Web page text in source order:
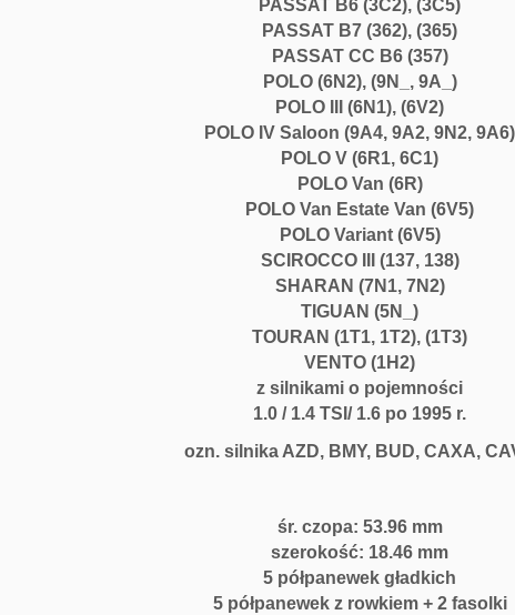
PASSAT B6 (3C2), (3C5)
PASSAT B7 (362), (365)
PASSAT CC B6 (357)
POLO (6N2),(9N_, 9A_)
POLO III (6N1), (6V2)
POLO IV Saloon (9A4, 9A2, 9N2, 9A6)
POLO V (6R1, 6C1)
POLO Van (6R)
POLO Van Estate Van (6V5)
POLO Variant (6V5)
SCIROCCO III (137, 138)
SHARAN (7N1, 7N2)
TIGUAN (5N_)
TOURAN (1T1, 1T2), (1T3)
VENTO (1H2)
z silnikami o pojemności
1.0 / 1.4 TSI/ 1.6 po 1995 r.
ozn. silnika AZD, BMY, BUD, CAXA,
śr. czopa: 53.96 mm
szerokość: 18.46 mm
5 półpanewek gładkich
5 półpanewek z rowkiem + 2 fasolki